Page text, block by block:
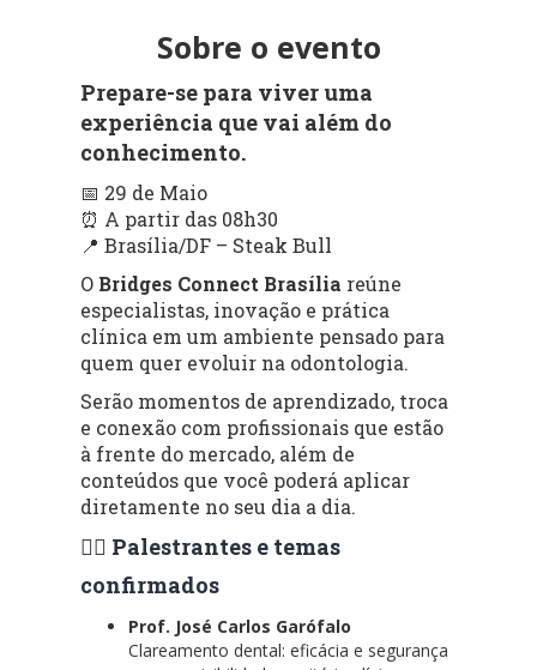
Sobre o evento
Prepare-se para viver uma
experiência que vai além do
conhecimento.
📅 29 de Maio
⏰ A partir das 08h30
📍 Brasília/DF – Steak Bull
O Bridges Connect Brasília reúne
especialistas, inovação e prática
clínica em um ambiente pensado para
quem quer evoluir na odontologia.
Serão momentos de aprendizado, troca
e conexão com profissionais que estão
à frente do mercado, além de
conteúdos que você poderá aplicar
diretamente no seu dia a dia.
👨‍⚕️ Palestrantes e temas
confirmados
Prof. José Carlos Garófalo
Clareamento dental: eficácia e segurança